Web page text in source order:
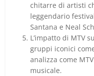
chitarre di artisti
leggendario
Santana e Neal
L’impatto di MTV
gruppi iconici
analizza come
musicale.